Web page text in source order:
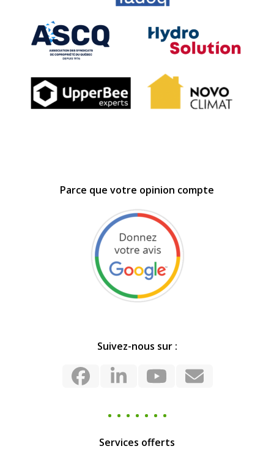
Parce que votre opinion compte
Suivez-nous sur :
Facebook
LinkedIn
YouTube
Email
Services offerts